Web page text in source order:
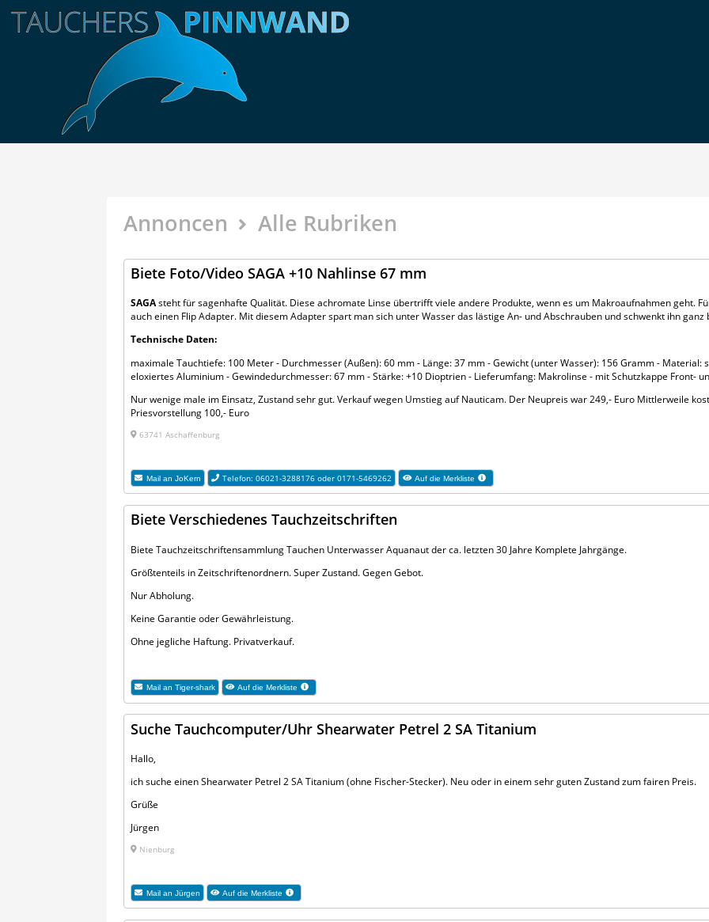
Annoncen Alle Rubriken
Biete Foto/Video SAGA +10 Nahlinse 67 mm
SAGAsteht für sagenhafte Qualität. Diese achromate Linse übertrifft viele andere Produkte, wenn es um Makroaufnahmen geht.
auch einen Flip Adapter. Mit diesem Adapter spart man sich unter Wasser das lästige An- und Abschrauben und schwenkt ihn ganz
Technische Daten:
maximale Tauchtiefe: 100 Meter - Durchmesser (Außen): 60 mm - Länge: 37 mm - Gewicht (unter Wasser): 156 Gramm - Material:
eloxiertes Aluminium - Gewindedurchmesser: 67 mm - Stärke: +10 Dioptrien - Lieferumfang: Makrolinse - mit Schutzkappe Front-
Nur wenige male im Einsatz, Zustand sehr gut. Verkauf wegen Umstieg auf Nauticam. Der Neupreis war 249,- Euro Mittlerweile
Priesvorstellung 100,- Euro
63741 Aschaffenburg
Mail an JoKern Telefon: 06021-3288176 oder 0171-5469262 Auf die Merkliste
Biete Verschiedenes Tauchzeitschriften
Biete Tauchzeitschriftensammlung Tauchen Unterwasser Aquanaut der ca. letzten 30 Jahre Komplete Jahrgänge.
Größtenteils in Zeitschriftenordnern. Super Zustand. Gegen Gebot.
Nur Abholung.
Keine Garantie oder Gewährleistung.
Ohne jegliche Haftung. Privatverkauf.
Mail an Tiger-shark Auf die Merkliste
Suche Tauchcomputer/Uhr Shearwater Petrel 2 SA Titanium
Hallo,
ich suche einen Shearwater Petrel 2 SA Titanium (ohne Fischer-Stecker). Neu oder in einem sehr guten Zustand zum fairen Preis.
Grüße
Jürgen
Nienburg
Mail an Jürgen Auf die Merkliste